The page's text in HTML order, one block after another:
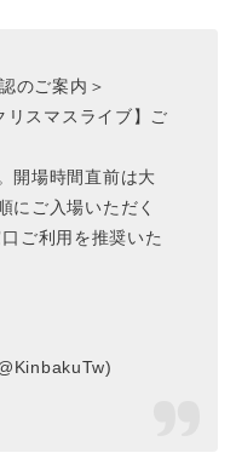
のご案内＞
スマスライブ】ご
開場時間直前は大
にご入場いただく
ご利用を推奨いた